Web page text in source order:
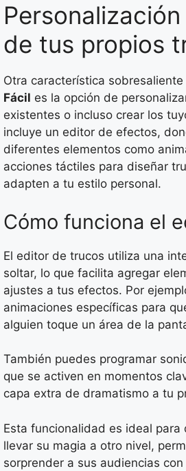
de tus propios
Otra característica sobresaliente
Fácil es la opción de
existentes o incluso crear los
incluye un editor de efectos,
diferentes elementos como
acciones táctiles para diseñar
adapten a tu estilo personal.
Cómo funciona el
El editor de trucos utiliza una
soltar, lo que facilita agregar
ajustes a tus efectos. Por
animaciones específicas para
alguien toque un área de la
También puedes programar
que se activen en momentos
capa extra de dramatismo a tu
Esta funcionalidad es ideal para
llevar su magia a otro nivel,
sorprender a sus audiencias